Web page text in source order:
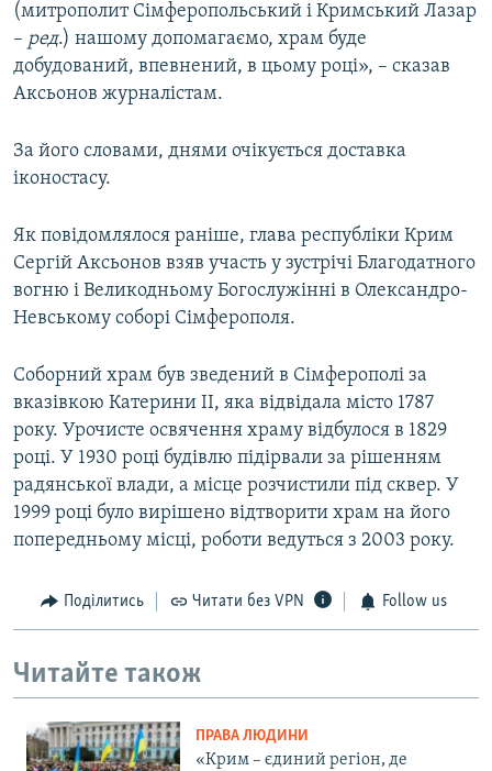
(митрополит Сімферопольський і Кримський Лазар
– ред.) нашому допомагаємо, храм буде
добудований, впевнений, в цьому році», – сказав
Аксьонов журналістам.
За його словами, днями очікується доставка
іконостасу.
Як повідомлялося раніше, глава республіки Крим
Сергій Аксьонов взяв участь у зустрічі Благодатного
вогню і Великодньому Богослужінні в Олександро-
Невському соборі Сімферополя.
Соборний храм був зведений в Сімферополі за
вказівкою Катерини II, яка відвідала місто 1787
року. Урочисте освячення храму відбулося в 1829
році. У 1930 році будівлю підірвали за рішенням
радянської влади, а місце розчистили під сквер. У
1999 році було вирішено відтворити храм на його
попередньому місці, роботи ведуться з 2003 року.
Поділитись Читати без VPN Follow us
Читайте також
ПРАВА ЛЮДИНИ
«Крим – єдиний регіон, де